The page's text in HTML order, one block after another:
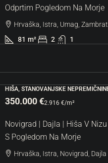
Odprtim Pogledom Na Morje
Hrvaška, Istra, Umag,
81 m² 2 1
HIŠA, STANOVANJSKE
350.000 €2.916 €/m²
Novigrad | Dajla | Hiša V
S Pogledom Na Morje
Hrvaška, Istra, Novigrad, Dajla